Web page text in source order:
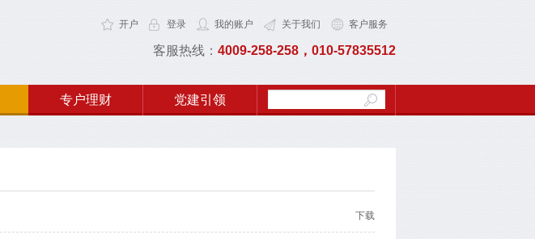
开户 登录 我的账户 关于我们 客户服务
客服热线： 4009-258-258，010-57835512
专户理财 党建引领
下载